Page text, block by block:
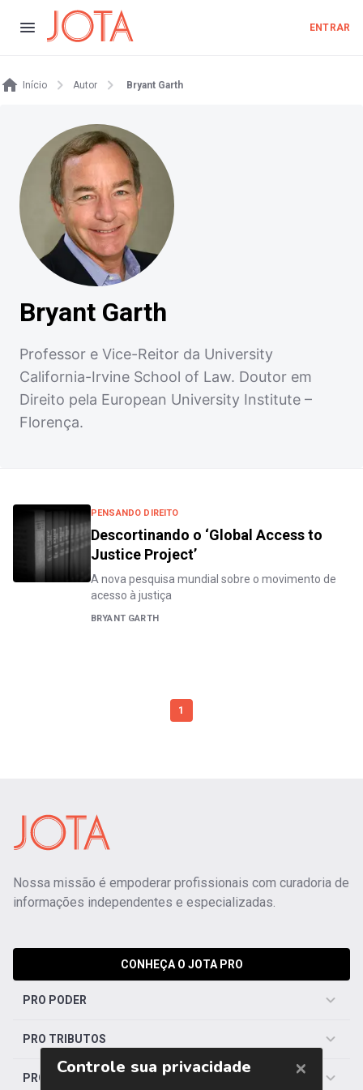
ENTRAR
Início Autor Bryant Garth
Bryant Garth
Professor e Vice-Reitor da University
California-Irvine School of Law. Doutor em
Direito pela European University Institute –
Florença.
PENSANDO DIREITO
Descortinando o ‘Global Access to
Justice Project’
A nova pesquisa mundial sobre o movimento de
acesso à justiça
BRYANT GARTH
1
Nossa missão é empoderar profissionais com curadoria de
informações independentes e especializadas.
CONHEÇA O JOTA PRO
PRO PODER
PRO TRIBUTOS
PRO TRABALHISTA